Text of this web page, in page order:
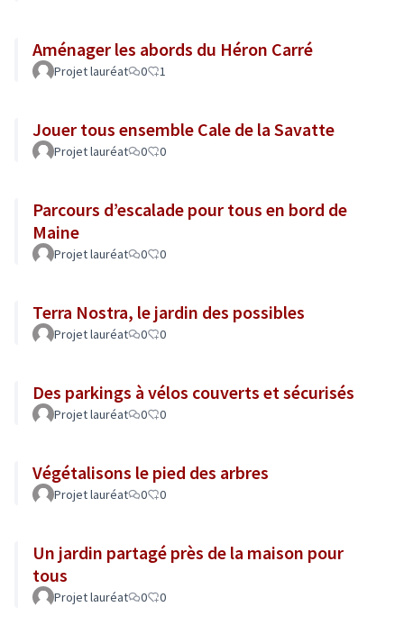
Aménager les abords du Héron Carré
Projet lauréat 0 1
Jouer tous ensemble Cale de la Savatte
Projet lauréat 0 0
Parcours d’escalade pour tous en bord de
Maine
Projet lauréat 0 0
Terra Nostra, le jardin des possibles
Projet lauréat 0 0
Des parkings à vélos couverts et sécurisés
Projet lauréat 0 0
Végétalisons le pied des arbres
Projet lauréat 0 0
Un jardin partagé près de la maison pour
tous
Projet lauréat 0 0